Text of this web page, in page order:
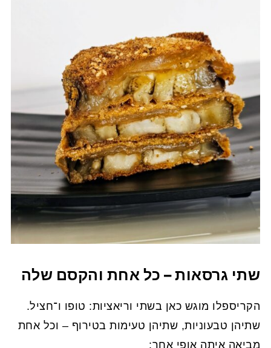
שתי גרסאות – כל אחת והקסם שלה
הקריספלו מוגש כאן בשתי וריאציות: טופו ו־חציל.
שתיהן טבעוניות, שתיהן טעימות בטירוף – וכל אחת
מביאה איתה אופי אחר: